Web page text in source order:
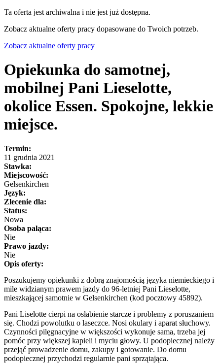
Ta oferta jest archiwalna i nie jest już dostępna.
Zobacz aktualne oferty pracy dopasowane do Twoich potrzeb.
Zobacz aktualne oferty pracy
Opiekunka do samotnej,
mobilnej Pani Lieselotte,
okolice Essen. Spokojne, lekkie
miejsce.
Termin:
11 grudnia 2021
Stawka:
Miejscowość:
Gelsenkirchen
Język:
Zlecenie dla:
Status:
Nowa
Osoba paląca:
Nie
Prawo jazdy:
Nie
Opis oferty:
Poszukujemy opiekunki z dobrą znajomością języka niemieckiego i
mile widzianym prawem jazdy do 96-letniej Pani Lieselotte,
mieszkającej samotnie w Gelsenkirchen (kod pocztowy 45892).
Pani Liselotte cierpi na osłabienie starcze i problemy z poruszaniem
się. Chodzi powolutku o laseczce. Nosi okulary i aparat słuchowy.
Czynności pilęgnacyjne w większości wykonuje sama, trzeba jej
pomóc przy większej kapieli i myciu głowy. U podopiecznej należy
przejąć prowadzenie domu, zakupy i gotowanie. Do domu
podopiecznej przychodzi regularnie pani sprzątająca.